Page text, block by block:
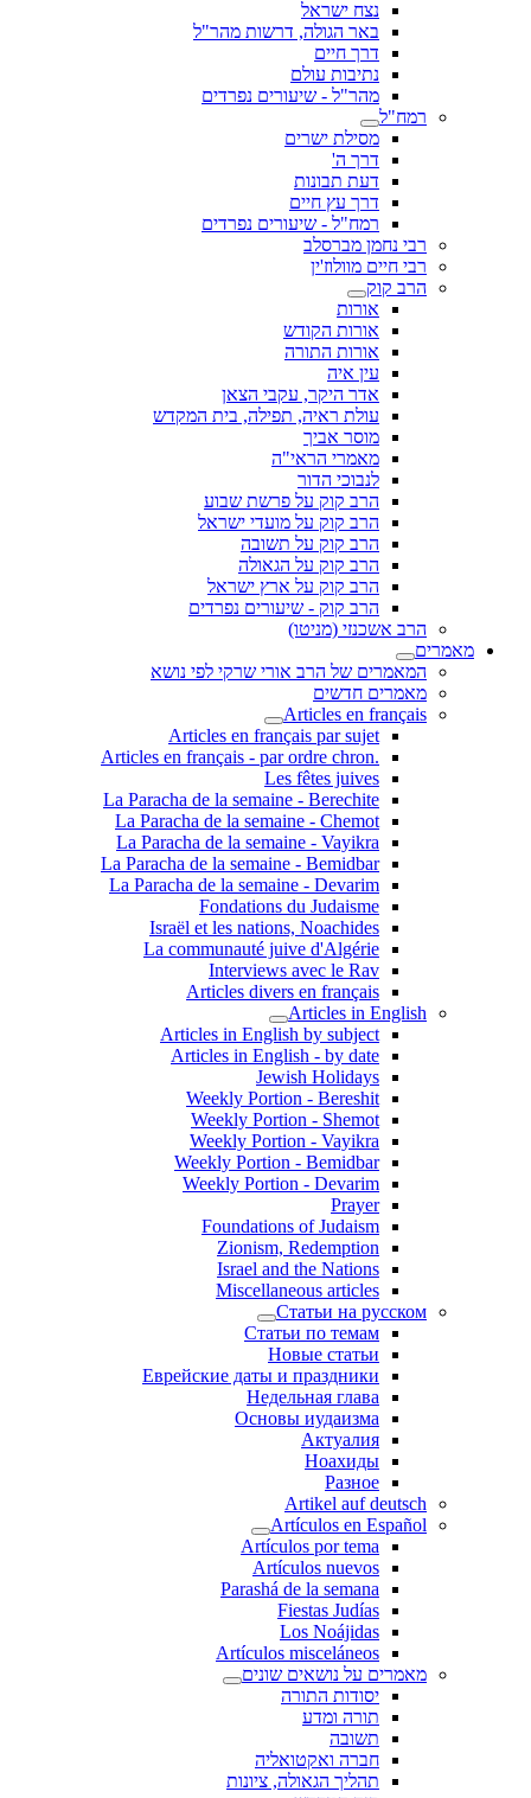
נצח ישראל
באר הגולה, דרשות מהר"ל
דרך חיים
נתיבות עולם
מהר"ל - שיעורים נפרדים
רמח"ל
מסילת ישרים
דרך ה'
דעת תבונות
דרך עץ חיים
רמח"ל - שיעורים נפרדים
רבי נחמן מברסלב
רבי חיים מוולוז'ין
הרב קוק
אורות
אורות הקודש
אורות התורה
עין איה
אדר היקר, עקבי הצאן
עולת ראיה, תפילה, בית המקדש
מוסר אביך
מאמרי הראי"ה
לנבוכי הדור
הרב קוק על פרשת שבוע
הרב קוק על מועדי ישראל
הרב קוק על תשובה
הרב קוק על הגאולה
הרב קוק על ארץ ישראל
הרב קוק - שיעורים נפרדים
הרב אשכנזי (מניטו)
מאמרים
המאמרים של הרב אורי שרקי לפי נושא
מאמרים חדשים
Articles en français
Articles en français par sujet
.Articles en français - par ordre chron
Les fêtes juives
La Paracha de la semaine - Berechite
La Paracha de la semaine - Chemot
La Paracha de la semaine - Vayikra
La Paracha de la semaine - Bemidbar
La Paracha de la semaine - Devarim
Fondations du Judaisme
Israël et les nations, Noachides
La communauté juive d'Algérie
Interviews avec le Rav
Articles divers en français
Articles in English
Articles in English by subject
Articles in English - by date
Jewish Holidays
Weekly Portion - Bereshit
Weekly Portion - Shemot
Weekly Portion - Vayikra
Weekly Portion - Bemidbar
Weekly Portion - Devarim
Prayer
Foundations of Judaism
Zionism, Redemption
Israel and the Nations
Miscellaneous articles
Статьи на русском
Статьи по темам
Новые статьи
Еврейские даты и праздники
Недельная глава
Основы иудаизма
Актуалия
Ноахиды
Разное
Artikel auf deutsch
Artículos en Español
Artículos por tema
Artículos nuevos
Parashá de la semana
Fiestas Judías
Los Noájidas
Artículos misceláneos
מאמרים על נושאים שונים
יסודות התורה
תורה ומדע
תשובה
חברה ואקטואליה
תהליך הגאולה, ציונות